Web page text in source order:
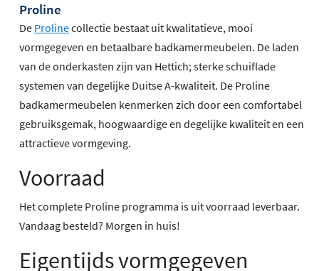
Proline
De Prolinecollectie bestaat uit kwalitatieve, mooi
vormgegeven en betaalbare badkamermeubelen. De laden
van de onderkasten zijn van Hettich; sterke schuiflade
systemen van degelijke Duitse A-kwaliteit. De Proline
badkamermeubelen kenmerken zich door een comfortabel
gebruiksgemak, hoogwaardige en degelijke kwaliteit en een
attractieve vormgeving.
Voorraad
Het complete Proline programma is uit voorraad leverbaar.
Vandaag besteld? Morgen in huis!
Eigentijds vormgegeven